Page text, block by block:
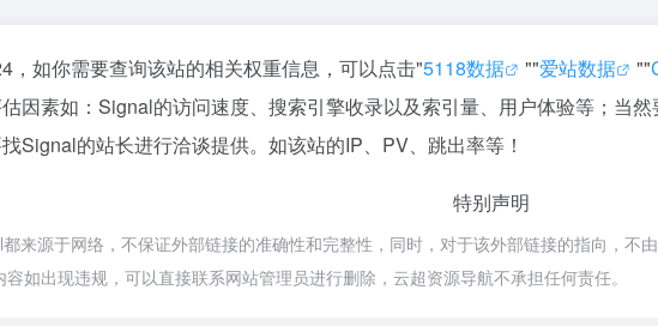
，如你需要查询该站的相关权重信息，可以点击"5118数据 ""爱站数据 ""
因素如：Signal的访问速度、搜索引擎收录以及索引量、用户体验等；当
Signal的站长进行洽谈提供。如该站的IP、PV、跳出率等！
特别声明
来源于网络，不保证外部链接的准确性和完整性，同时，对于该外部链接的指向，不
如出现违规，可以直接联系网站管理员进行删除，云超资源导航不承担任何责任。